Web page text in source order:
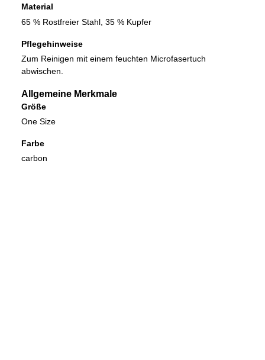
Material
65 % Rostfreier Stahl, 35 % Kupfer
Pflegehinweise
Zum Reinigen mit einem feuchten Microfasertuch
abwischen.
Allgemeine Merkmale
Größe
One Size
Farbe
carbon